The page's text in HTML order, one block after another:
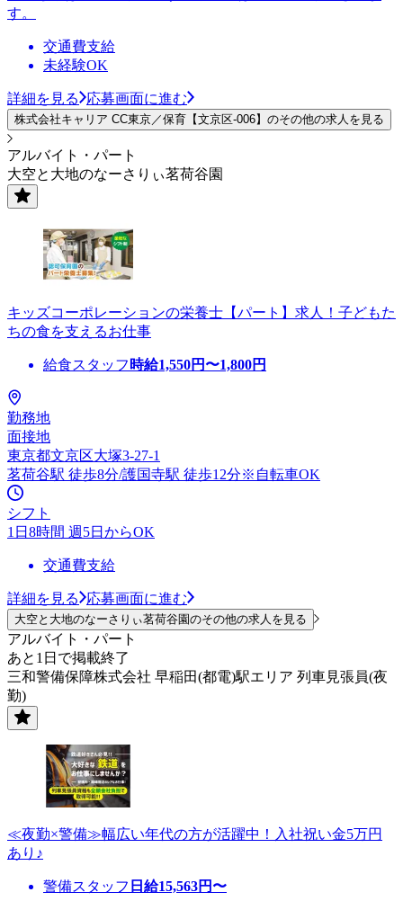
す。
交通費支給
未経験OK
詳細を見る 応募画面に進む
株式会社キャリア CC東京／保育【文京区-006】のその他の求人を見る
アルバイト・パート
大空と大地のなーさりぃ茗荷谷園
キッズコーポレーションの栄養士【パート】求人！子どもた
ちの食を支えるお仕事
給食スタッフ 時給1,550円〜1,800円
勤務地
面接地
東京都文京区大塚3-27-1
茗荷谷駅 徒歩8分/護国寺駅 徒歩12分※自転車OK
シフト
1日8時間 週5日からOK
交通費支給
詳細を見る 応募画面に進む
大空と大地のなーさりぃ茗荷谷園のその他の求人を見る
アルバイト・パート
あと1日で掲載終了
三和警備保障株式会社 早稲田(都電)駅エリア 列車見張員(夜
勤)
≪夜勤×警備≫幅広い年代の方が活躍中！入社祝い金5万円
あり♪
警備スタッフ 日給15,563円〜